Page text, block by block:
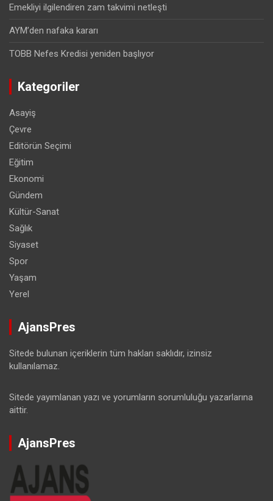
Emekliyi ilgilendiren zam takvimi netleşti
AYM’den nafaka kararı
TOBB Nefes Kredisi yeniden başlıyor
Kategoriler
Asayiş
Çevre
Editörün Seçimi
Eğitim
Ekonomi
Gündem
Kültür-Sanat
Sağlık
Siyaset
Spor
Yaşam
Yerel
AjansPres
Sitede bulunan içeriklerin tüm hakları saklıdır, izinsiz
kullanılamaz.
Sitede yayımlanan yazı ve yorumların sorumluluğu yazarlarına
aittir.
AjansPres